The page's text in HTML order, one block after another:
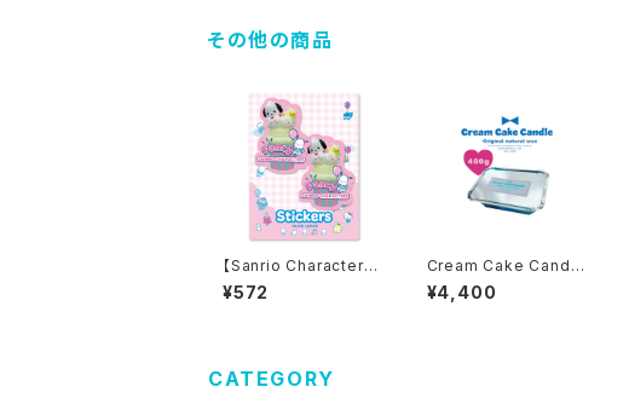
その他の商品
【Sanrio Characters】
D-cut Stickers/ PO
CHACCO/ ダイカット
¥572
Cream Cake Candle
Original Wax 400g
¥4,400
CATEGORY